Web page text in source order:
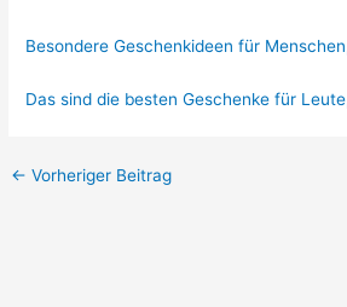
Besondere Geschenkideen für
Das sind die besten Geschenke für
← Vorheriger Beitrag